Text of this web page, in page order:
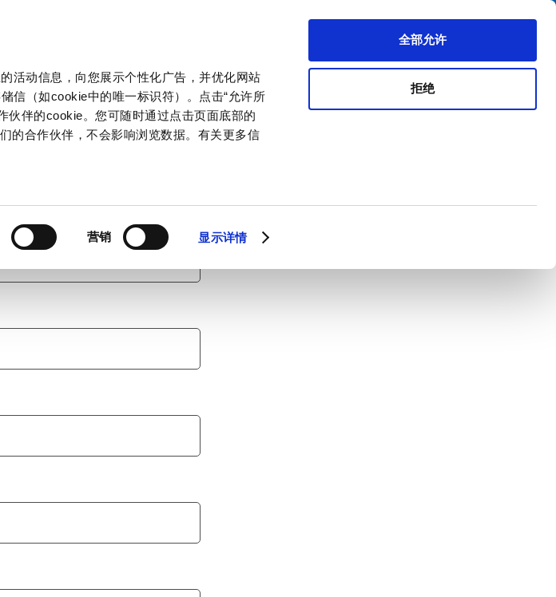
活动信息，向您展示个性化广告，并优化网站
信（如cookie中的唯一标识符）。点击“允许所
伙伴的cookie。您可随时通过点击页面底部的
的合作伙伴，不会影响浏览数据。有关更多信
营销 显示详情
全部允许
拒绝
联系我们